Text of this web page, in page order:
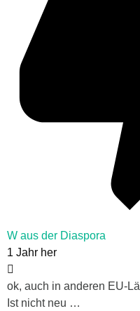
W aus der Diaspora
1 Jahr her
ok, auch in anderen EU-
Ist nicht neu …